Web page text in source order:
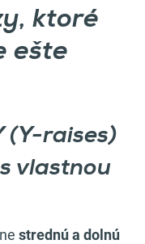
ktoré
ešte
(Y-raises)
vlastnou
strednú a dolnú